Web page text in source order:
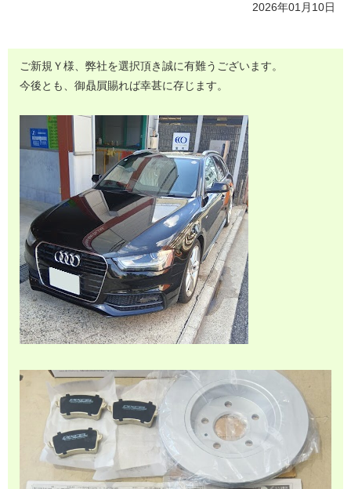
2026年01月10日
ご新規Ｙ様、弊社を選択頂き誠に有難うございます。
今後とも、御贔屓賜れば幸甚に存じます。